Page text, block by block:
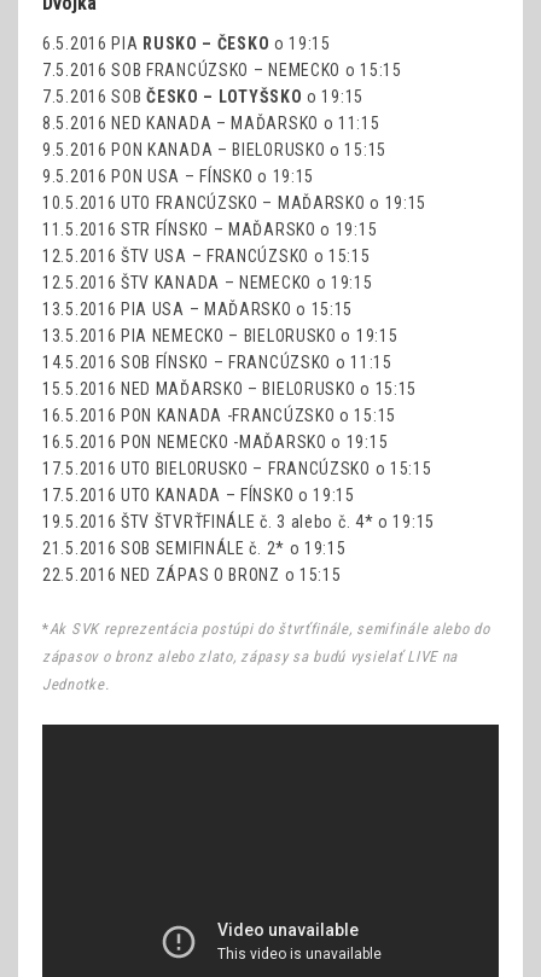
6.5.2016 PIA RUSKO – ČESKO o 19:15
7.5.2016 SOB FRANCÚZSKO – NEMECKO o 15:15
7.5.2016 SOBČESKO – LOTYŠSKO o 19:15
8.5.2016 NED KANADA – MAĎARSKO o 11:15
9.5.2016 PON KANADA – BIELORUSKO o 15:15
9.5.2016 PON USA – FÍNSKO o 19:15
10.5.2016 UTO FRANCÚZSKO – MAĎARSKO o 19:15
11.5.2016 STR FÍNSKO – MAĎARSKO o 19:15
12.5.2016 ŠTV USA – FRANCÚZSKO o 15:15
12.5.2016 ŠTV KANADA – NEMECKO o 19:15
13.5.2016 PIA USA – MAĎARSKO o 15:15
13.5.2016 PIA NEMECKO – BIELORUSKO o 19:15
14.5.2016 SOB FÍNSKO – FRANCÚZSKO o 11:15
15.5.2016 NED MAĎARSKO – BIELORUSKO o 15:15
16.5.2016 PON KANADA -FRANCÚZSKO o 15:15
16.5.2016 PON NEMECKO -MAĎARSKO o 19:15
17.5.2016 UTO BIELORUSKO – FRANCÚZSKO o 15:15
17.5.2016 UTO KANADA – FÍNSKO o 19:15
19.5.2016 ŠTV ŠTVRŤFINÁLE č. 3 alebo č. 4* o 19:15
21.5.2016 SOB SEMIFINÁLE č. 2* o 19:15
22.5.2016 NED ZÁPAS O BRONZ o 15:15
*Ak SVK reprezentácia postúpi do štvrťfinále, semifinále alebo do
zápasov o bronz alebo zlato, zápasy sa budú vysielať LIVE na
Jednotke.